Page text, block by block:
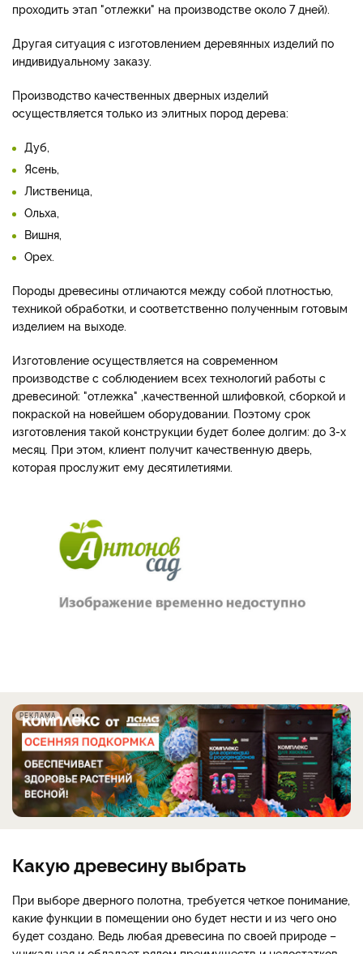
проходить этап "отлежки" на производстве около 7 дней).
Другая ситуация с изготовлением деревянных изделий по
индивидуальному заказу.
Производство качественных дверных изделий
осуществляется только из элитных пород дерева:
Дуб,
Ясень,
Лиственица,
Ольха,
Вишня,
Орех.
Породы древесины отличаются между собой плотностью,
техникой обработки, и соответственно полученным готовым
изделием на выходе.
Изготовление осуществляется на современном
производстве с соблюдением всех технологий работы с
древесиной: "отлежка" ,качественной шлифовкой, сборкой и
покраской на новейшем оборудовании. Поэтому срок
изготовления такой конструкции будет более долгим: до 3-х
месяц. При этом, клиент получит качественную дверь,
которая прослужит ему десятилетиями.
РЕКЛАМА
Какую древесину выбрать
При выборе дверного полотна, требуется четкое понимание,
какие функции в помещении оно будет нести и из чего оно
будет создано. Ведь любая древесина по своей природе –